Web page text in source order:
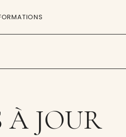
À JOUR